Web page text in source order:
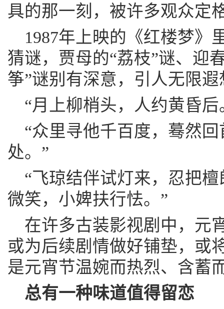
具的那一刻，被许多观众定
1987年上映的《红楼梦》
猜谜，贾母的“荔枝”谜、迎
筝”谜别有深意，引人无限
“月上柳梢头，人约黄昏后
“众里寻他千百度，蓦然
处。”
“飞琼结伴试灯来，忍把
微笑，小婢扶行怯。”
在许多古装影视剧中，元
或为后续剧情做好铺垫，或
是元宵节温婉而热烈、含蓄
总有一种味道值得留恋